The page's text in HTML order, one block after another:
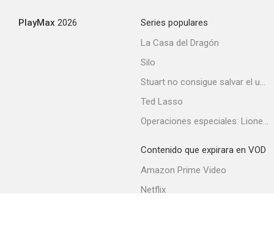
PlayMax 2026
Series populares
La Casa del Dragón
Silo
Stuart no consigue salvar el universo
Ted Lasso
Operaciones especiales: Lioness
Contenido que expirara en VOD
Amazon Prime Video
Netflix